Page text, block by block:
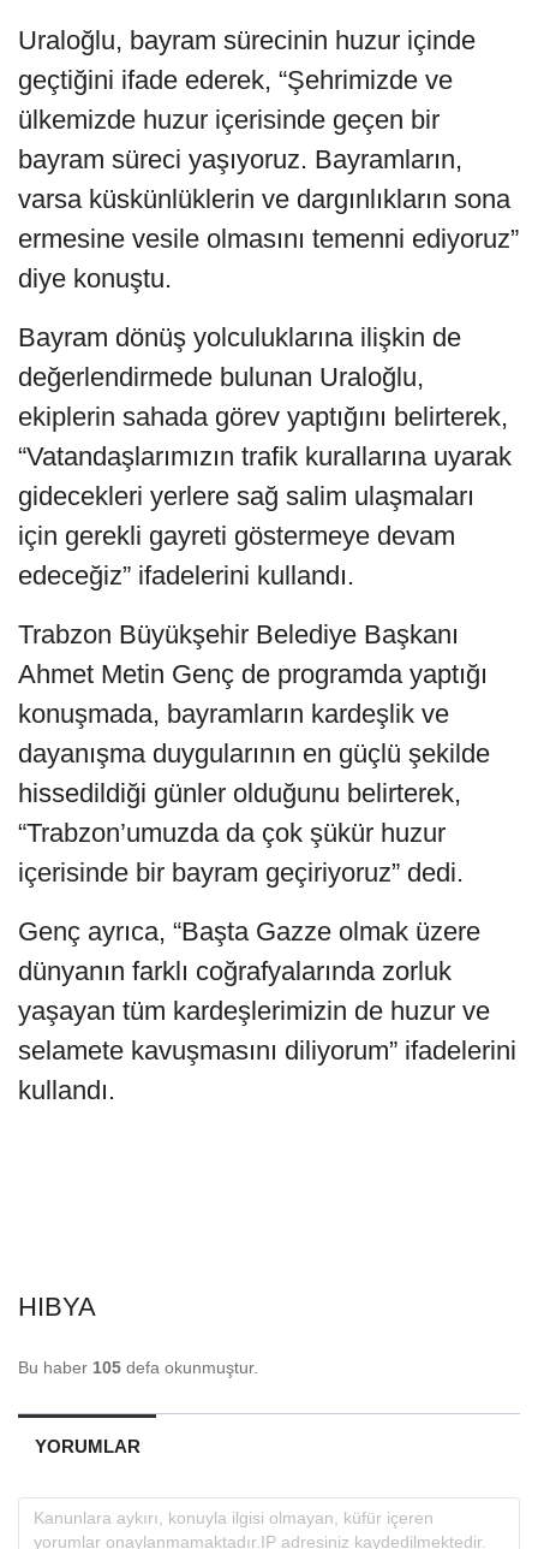
Uraloğlu, bayram sürecinin huzur içinde
geçtiğini ifade ederek, “Şehrimizde ve
ülkemizde huzur içerisinde geçen bir
bayram süreci yaşıyoruz. Bayramların,
varsa küskünlüklerin ve dargınlıkların sona
ermesine vesile olmasını temenni ediyoruz”
diye konuştu.
Bayram dönüş yolculuklarına ilişkin de
değerlendirmede bulunan Uraloğlu,
ekiplerin sahada görev yaptığını belirterek,
“Vatandaşlarımızın trafik kurallarına uyarak
gidecekleri yerlere sağ salim ulaşmaları
için gerekli gayreti göstermeye devam
edeceğiz” ifadelerini kullandı.
Trabzon Büyükşehir Belediye Başkanı
Ahmet Metin Genç de programda yaptığı
konuşmada, bayramların kardeşlik ve
dayanışma duygularının en güçlü şekilde
hissedildiği günler olduğunu belirterek,
“Trabzon’umuzda da çok şükür huzur
içerisinde bir bayram geçiriyoruz” dedi.
Genç ayrıca, “Başta Gazze olmak üzere
dünyanın farklı coğrafyalarında zorluk
yaşayan tüm kardeşlerimizin de huzur ve
selamete kavuşmasını diliyorum” ifadelerini
kullandı.
HIBYA
Bu haber 105 defa okunmuştur.
YORUMLAR